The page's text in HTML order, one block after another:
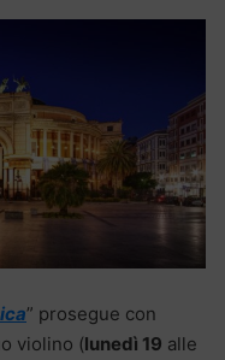
” prosegue con
violino (lunedì 19 alle